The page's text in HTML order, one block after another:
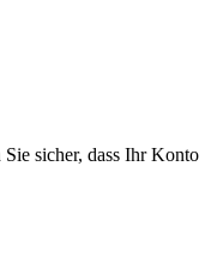
sicher, dass Ihr Konto